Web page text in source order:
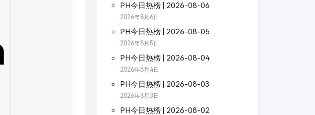
PH今日热榜 | 2026-08-06
2026年8月6日
PH今日热榜 | 2026-08-05
2026年8月5日
PH今日热榜 | 2026-08-04
2026年8月4日
PH今日热榜 | 2026-08-03
2026年8月3日
PH今日热榜 | 2026-08-02